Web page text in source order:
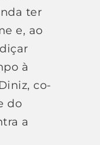
ter
e, ao
à
co-
do
a